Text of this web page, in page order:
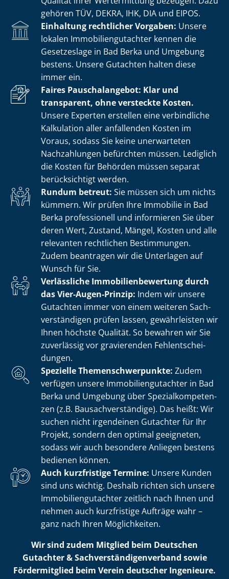
gehören TÜV, DEKRA, IHK, DIA und EIPOS.
Einhaltung rechtlicher Vorgaben: Unsere
lokalen Im­mo­bi­li­en­gut­ach­ter kennen die
Gesetzeslage in Bad Berka und Umgebung
bestens. Unsere Gutachten halten diese
immer ein.
Faires Pauschalangebot: Klar und
transparent, ohne versteckte Kosten.
Unsere Experten erstellen eine verbindliche
Kalkulation aller anfallenden Kosten im
Voraus, sodass Sie keine unerwarteten
Nachzahlungen befürchten müssen. Lediglich
die Kosten für Behörden müssen separat
berücksichtigt werden.
Rundum betreut: Sie müssen sich um nichts
kümmern. Wir prüfen Ihre Immobilie in Bad
Berka professionell und informieren Sie über
deren Wert, Zustand, Mängel, Kosten und alle
relevanten rechtlichen Bestimmungen.
Zudem beantragen wir die Unterlagen auf
Wunsch für Sie.
Verlässliche Im­mo­bi­li­en­be­wer­tung durch
das Vier-Augen-Prinzip: Indem wir unsere
Gutachten immer von einem weiteren Sach­
ver­stän­di­gen prüfen lassen, gewährleisten wir
Ihnen höchste Qualität. So bewahren wir Sie
zuverlässig vor gravierenden Fehl­ent­schei­
dun­gen.
Spezielle The­men­schwer­punk­te: Zudem
verfügen unsere Im­mo­bi­li­en­gut­ach­ter in Bad
Berka und Umgebung über Spe­zi­al­kom­pe­ten­
zen (z.B. Bau­sach­ver­stän­di­ge). Das heißt: Wir
suchen nicht irgendeinen Gutachter für Ihr
Projekt, sondern den optimal geeigneten,
sodass wir auch besondere Anliegen bestens
bedienen können.
Auch kurzfristige Termine: Unsere Kunden
sind uns wichtig. Deshalb richten sich unsere
Im­mo­bi­li­en­gut­ach­ter zeitlich nach Ihnen und
nehmen auch kurzfristige Aufträge wahr –
ganz nach Ihren Möglichkeiten.
Wir sind zudem Mitglied beim Deutschen
Gutachter & Sach­ver­stän­di­gen­ver­band sowie
Fördermitglied beim Verein deutscher Ingenieure.